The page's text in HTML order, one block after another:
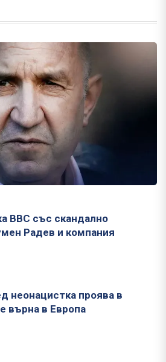
ВВС със скандално
Радев и компания
неонацистка проява в
върна в Европа